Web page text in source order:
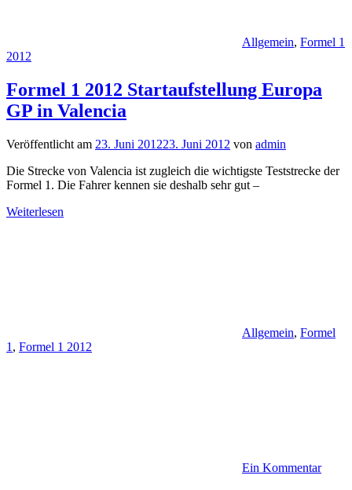
Allgemein, Formel 1
2012
Formel 1 2012 Startaufstellung Europa
GP in Valencia
Veröffentlicht am 23. Juni 201223. Juni 2012 von admin
Die Strecke von Valencia ist zugleich die wichtigste Teststrecke der
Formel 1. Die Fahrer kennen sie deshalb sehr gut –
Weiterlesen
Allgemein, Formel
1 , Formel 1 2012
Ein Kommentar